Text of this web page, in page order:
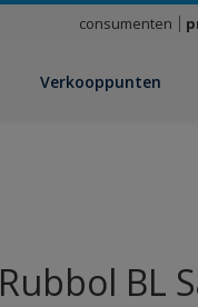
consumenten
Verkooppunten
Rubbol BL